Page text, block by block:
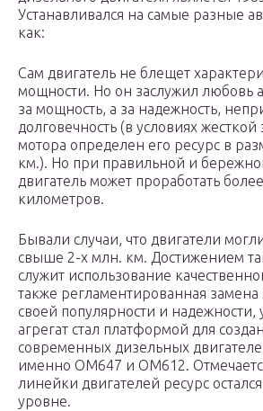
Устанавливался на самые разные
как:
Сам двигатель не блещет
мощности. Но он заслужил любовь
за мощность, а за надежность,
долговечность (в условиях жесткой
мотора определен его ресурс в
км.). Но при правильной и
двигатель может проработать
километров.
Бывали случаи, что двигатели
свыше 2-х млн. км. Достижением
служит использование
также регламентированная замена
своей популярности и надежности,
агрегат стал платформой для
современных дизельных
именно OM647 и OM612.
линейки двигателей ресурс
уровне.